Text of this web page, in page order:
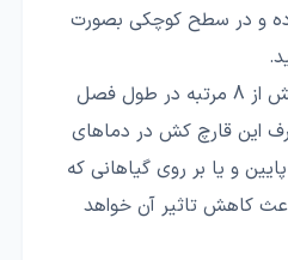
و در سطح کوچکی بصورت
از مصرف ریوال دو بیش از 8 مرتبه در طول فصل
این قارچ کش در دماهای
و یا بر روی گیاهانی که
کاهش تاثیر آن خواهد